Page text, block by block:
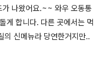
가 나왔어요.~~ 와우 오동통
게 합니다. 다른 곳에서는 먹
의 신메뉴라 당연한거지만..